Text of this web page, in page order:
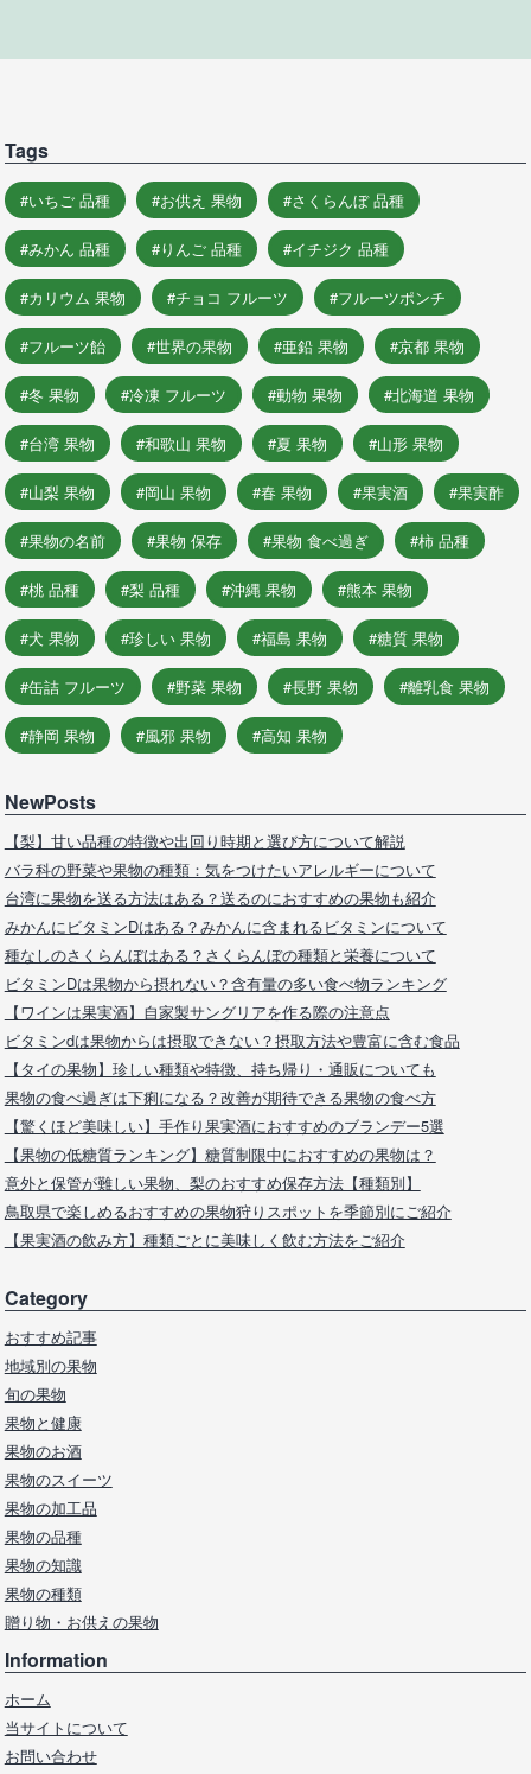
Tags
いちご 品種 お供え 果物 さくらんぼ 品種
みかん 品種 りんご 品種 イチジク 品種
カリウム 果物 チョコ フルーツ フルーツポンチ
フルーツ飴 世界の果物 亜鉛 果物 京都 果物
冬 果物 冷凍 フルーツ 動物 果物 北海道 果物
台湾 果物 和歌山 果物 夏 果物 山形 果物
山梨 果物 岡山 果物 春 果物 果実酒 果実酢
果物の名前 果物 保存 果物 食べ過ぎ 柿 品種
桃 品種 梨 品種 沖縄 果物 熊本 果物
犬 果物 珍しい 果物 福島 果物 糖質 果物
缶詰 フルーツ 野菜 果物 長野 果物 離乳食 果物
静岡 果物 風邪 果物 高知 果物
NewPosts
【梨】甘い品種の特徴や出回り時期と選び方について解説
バラ科の野菜や果物の種類：気をつけたいアレルギーについて
台湾に果物を送る方法はある？送るのにおすすめの果物も紹介
みかんにビタミンDはある？みかんに含まれるビタミンについて
種なしのさくらんぼはある？さくらんぼの種類と栄養について
ビタミンDは果物から摂れない？含有量の多い食べ物ランキング
【ワインは果実酒】自家製サングリアを作る際の注意点
ビタミンdは果物からは摂取できない？摂取方法や豊富に含む食品
【タイの果物】珍しい種類や特徴、持ち帰り・通販についても
果物の食べ過ぎは下痢になる？改善が期待できる果物の食べ方
【驚くほど美味しい】手作り果実酒におすすめのブランデー5選
【果物の低糖質ランキング】糖質制限中におすすめの果物は？
意外と保管が難しい果物、梨のおすすめ保存方法【種類別】
鳥取県で楽しめるおすすめの果物狩りスポットを季節別にご紹介
【果実酒の飲み方】種類ごとに美味しく飲む方法をご紹介
Category
おすすめ記事
地域別の果物
旬の果物
果物と健康
果物のお酒
果物のスイーツ
果物の加工品
果物の品種
果物の知識
果物の種類
贈り物・お供えの果物
Information
ホーム
当サイトについて
お問い合わせ